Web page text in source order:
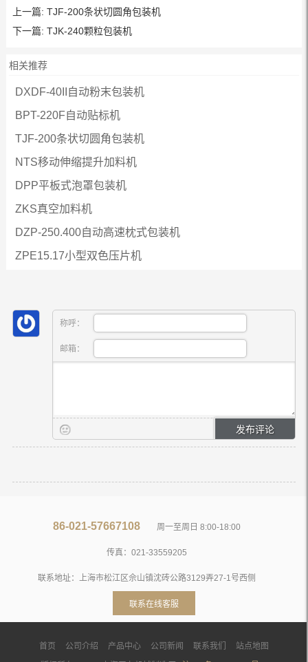
上一篇: TJF-200条状切圆角包装机
下一篇: TJK-240颗粒包装机
相关推荐
DXDF-40II自动粉末包装机
BPT-220F自动贴标机
TJF-200条状切圆角包装机
NTS移动伸缩提升加料机
DPP平板式泡罩包装机
ZKS真空加料机
DZP-250.400自动高速枕式包装机
ZPE15.17小型双色压片机
称呼：
邮箱：
86-021-57667108 周一至周日 8:00-18:00
传真：021-33559205
联系地址：上海市松江区佘山镇沈砖公路3129弄27-1号西侧
联系在线客服
首页 公司介绍 产品中心 公司新闻 联系我们
站点地图